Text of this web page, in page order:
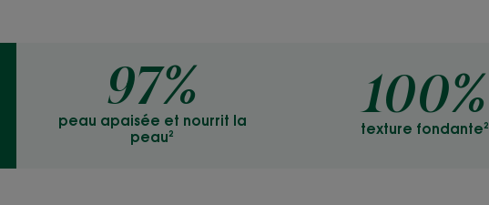
97%
peau apaisée et nourrit la
peau²
100%
texture fondante²